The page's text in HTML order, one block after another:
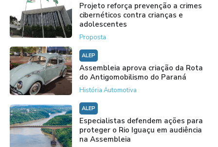
Projeto reforça prevenção a crimes
cibernéticos contra crianças e
adolescentes
Proposta
ALEP
Assembleia aprova criação da Rota
do Antigomobilismo do Paraná
História Automotiva
ALEP
Especialistas defendem ações para
proteger o Rio Iguaçu em audiência
na Assembleia